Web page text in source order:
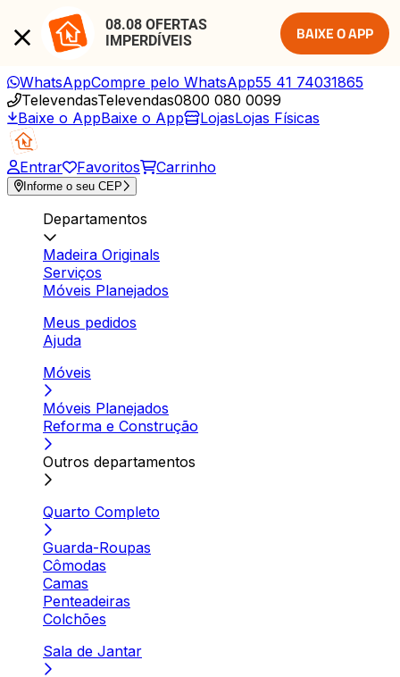
08.08 OFERTAS
IMPERDÍVEIS
BAIXE O APP
WhatsAppCompre pelo WhatsApp55 41 74031865
TelevendasTelevendas0800 080 0099
Baixe o AppBaixe o App LojasLojas Físicas
Entrar Favoritos Carrinho
Informe o seu CEP
Departamentos
Madeira Originals
Serviços
Móveis Planejados
Meus pedidos
Ajuda
Móveis
Móveis Planejados
Reforma e Construção
Outros departamentos
Quarto Completo
Guarda-Roupas
Cômodas
Camas
Penteadeiras
Colchões
Sala de Jantar